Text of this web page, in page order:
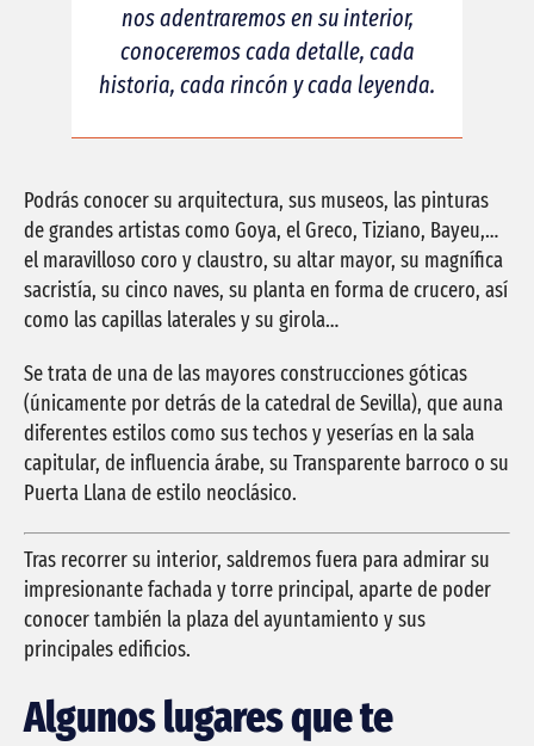
nos adentraremos en su interior,
conoceremos cada detalle, cada
historia, cada rincón y cada leyenda.
Podrás conocer su arquitectura, sus museos, las pinturas
de grandes artistas como Goya, el Greco, Tiziano, Bayeu,…
el maravilloso coro y claustro, su altar mayor, su magnífica
sacristía, su cinco naves, su planta en forma de crucero, así
como las capillas laterales y su girola…
Se trata de una de las mayores construcciones góticas
(únicamente por detrás de la catedral de Sevilla), que auna
diferentes estilos como sus techos y yeserías en la sala
capitular, de influencia árabe, su Transparente barroco o su
Puerta Llana de estilo neoclásico.
Tras recorrer su interior, saldremos fuera para admirar su
impresionante fachada y torre principal, aparte de poder
conocer también la plaza del ayuntamiento y sus
principales edificios.
Algunos lugares que te